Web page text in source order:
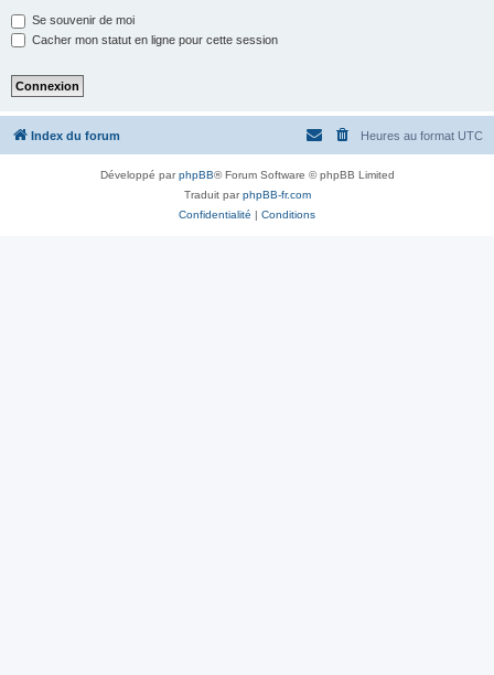
Se souvenir de moi
Cacher mon statut en ligne pour cette session
Index du forum Heures au format UTC
Développé parphpBB® Forum Software © phpBB Limited
Traduit parphpBB-fr.com
Confidentialité | Conditions